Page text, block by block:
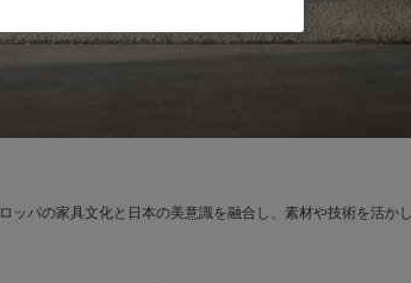
ッパの家具文化と日本の美意識を融合し、素材や技術を活